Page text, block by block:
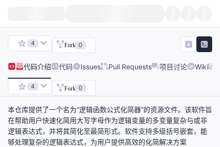
4 Fork 0
代码介绍 代码 Issues Pull Requests 项目讨论 Wiki
4 Fork 0
本仓库提供了一个名为“逻辑函数公式化简器”的资源文件。该软件旨
在帮助用户快速化简用大写字母作为逻辑变量的多变量复杂与或非
逻辑表达式，并将其简化至最简形式。软件支持多级括号嵌套，能
够处理复杂的逻辑表达式，为用户提供高效的化简解决方案